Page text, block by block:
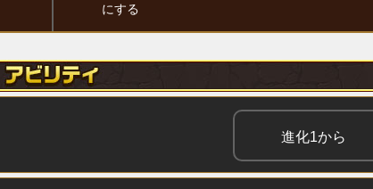
にする
進化1から